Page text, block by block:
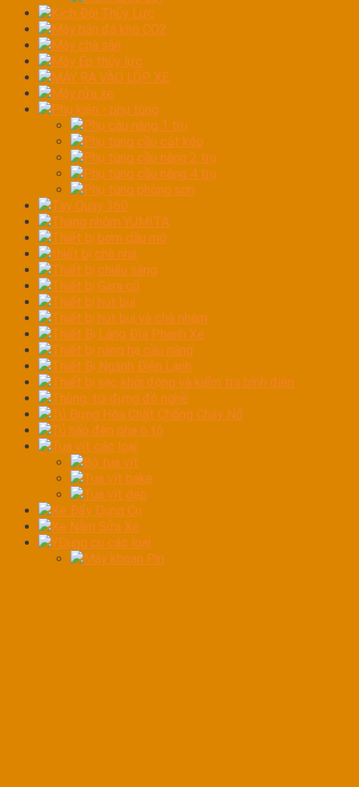
Kích Đội Thủy Lực
Máy bắn đá khô CO2
Máy chà sàn
Máy Ép thủy lực
MÁY RA VÀO LỐP XE
Máy rửa xe
Phụ kiện - phụ tùng
Phụ cầu nâng 1 trụ
Phụ tùng cầu cắt kéo
Phụ tùng cầu nâng 2 trụ
Phụ tùng cầu nâng 4 trụ
Phụ tùng phòng sơn
Tay Quay 360
Thang nhôm YUMITA
Thiết bị bơm dầu mỡ
thiết bị chà nhá
Thiết bị chiếu sáng
Thiết bị Gara cũ
Thiết bị hút bụi
Thiết bị hút bụi và chà nhám
Thiết Bị Láng Đĩa Phanh Xe
Thiết bị nâng hạ cầu nâng
Thiết Bị Ngành Điện Lạnh
Thiết bị sạc khởi động và kiểm tra bình điện
Thùng, túi đựng đồ nghề
Tủ Đựng Hóa Chất Chống Cháy Nổ
Tủ hấp đèn pha ô tô
Tua vít các loại
Bộ tua vít
Tua vít bake
Tua vít dẹp
Xe Đẩy Dụng Cụ
Xe Nằm Sửa Xe
YDụng cụ các loại
Máy khoan Pin